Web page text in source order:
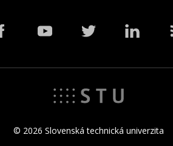
© 2026 Slovenská technická univerzita